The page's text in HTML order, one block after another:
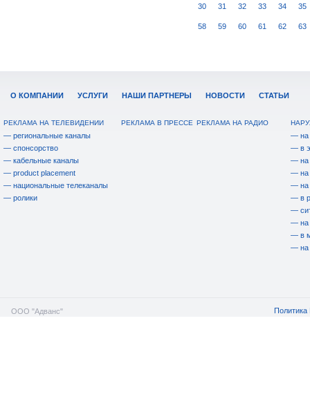
30 31 32 33 34 35
58 59 60 61 62 63
О КОМПАНИИ УСЛУГИ НАШИ ПАРТНЕРЫ НОВОСТИ СТАТЬИ
РЕКЛАМА НА ТЕЛЕВИДЕНИИ
— региональные каналы
— спонсорство
— кабельные каналы
— product placement
— национальные телеканалы
— ролики
РЕКЛАМА В ПРЕССЕ РЕКЛАМА НА РАДИО
— на
— в
— на
— на
— на
— в
—
— на
— в
— на
ООО "Адванс" Политика